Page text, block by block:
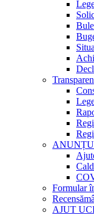
Formular
AJUT